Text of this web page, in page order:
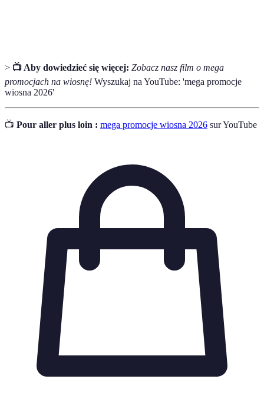
> 📺 Aby dowiedzieć się więcej: Zobacz nasz film o mega
promocjach na wiosnę! Wyszukaj na YouTube: 'mega promocje
wiosna 2026'
📺 Pour aller plus loin : mega promocje wiosna 2026 sur YouTube